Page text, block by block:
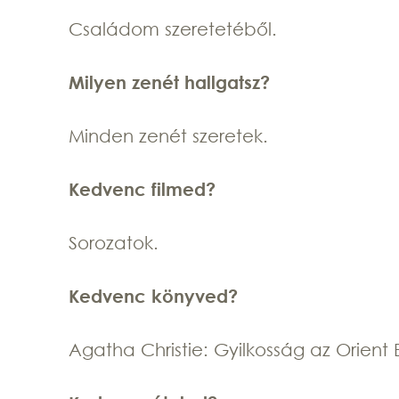
Családom szeretetéből.
Milyen zenét hallgatsz?
Minden zenét szeretek.
Kedvenc filmed?
Sorozatok.
Kedvenc könyved?
Agatha Christie: Gyilkosság az Orient